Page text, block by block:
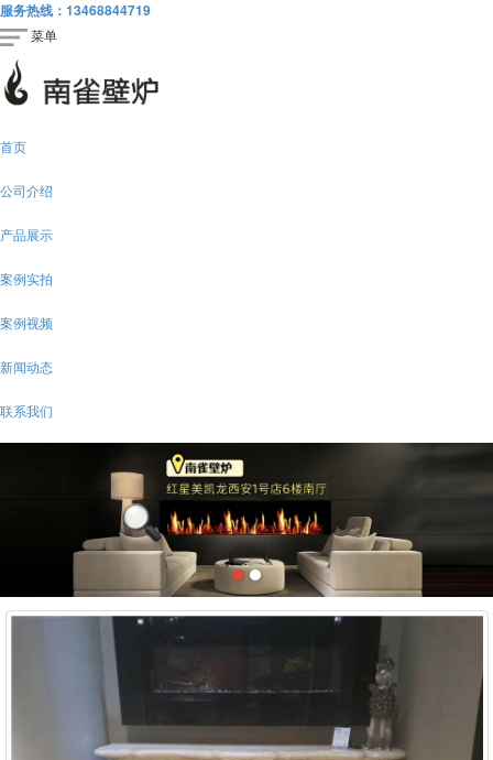
服务热线： 13468844719
菜单
首页
公司介绍
产品展示
案例实拍
案例视频
新闻动态
联系我们